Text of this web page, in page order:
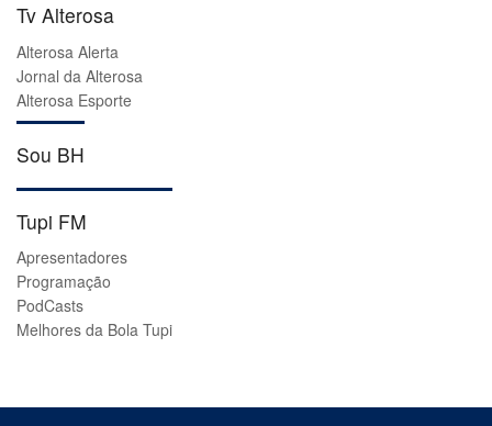
Tv Alterosa
Alterosa Alerta
Jornal da Alterosa
Alterosa Esporte
Sou BH
Tupi FM
Apresentadores
Programação
PodCasts
Melhores da Bola Tupi